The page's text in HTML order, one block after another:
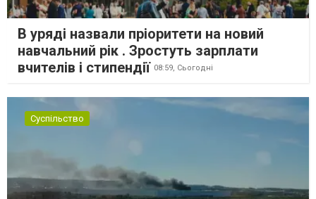
В уряді назвали пріоритети на новий
навчальний рік . Зростуть зарплати
вчителів і стипендії 08:59, Сьогодні
Суспільство